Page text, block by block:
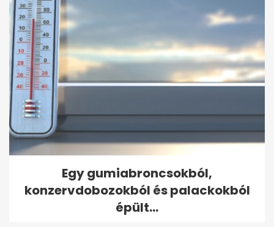
Egy gumiabroncsokból,
konzervdobozokból és palackokból
épült...